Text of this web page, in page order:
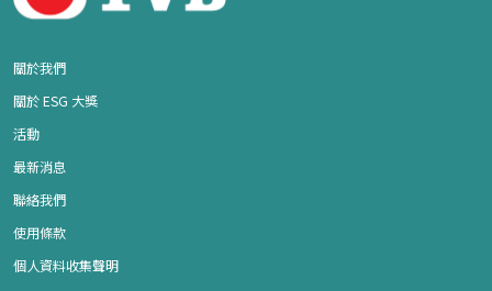
關於我們
關於 ESG 大獎
活動
最新消息
聯絡我們
使用條款
個人資料收集聲明